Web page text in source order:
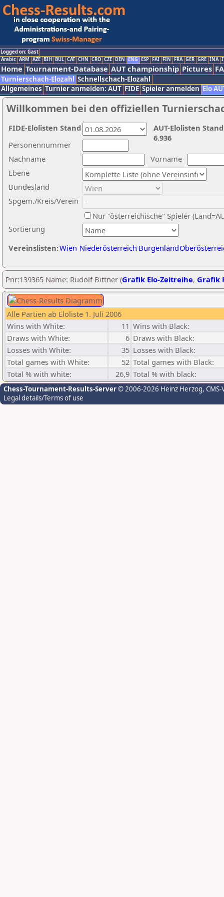
Logged on: Gast
Arabic ARM AZE BIH BUL CAT CHN CRO CZE DEN ENG ESP FAI FIN FRA GER GRE INA
Home Tournament-Database AUT championship Pictures
Turnierschach-Elozahl Schnellschach-Elozahl
Allgemeines Turnier anmelden: AUT FIDE Spieler anmelden Elo
Willkommen bei den offiziellen
Nachname
Vorname
Ebene
Sortierung
Personennummer
Bundesland
Spgem./Kreis/Verein
Nur "österreichische" Spieler
Vereinslisten:Wien Niederösterreich Burgenland
AUT-Elolisten
6.936
FIDE-Elolisten Stand
Pnr:139365 Name: Rudolf Bittner (Grafik Elo-Zeitreihe, Grafik
Alle Partien ab Eloliste 1. Juli 2006
Wins with White:
11 Wins with Black:
Draws with White:
6 Draws with Black:
Losses with White:
35 Losses with Black:
Total games with White:
52 Total games with Black:
Total % with white:
26,9 Total % with black:
Chess-Tournament-Results-Server© 2006-2026 Heinz Herzog,
Legal details/Terms of use